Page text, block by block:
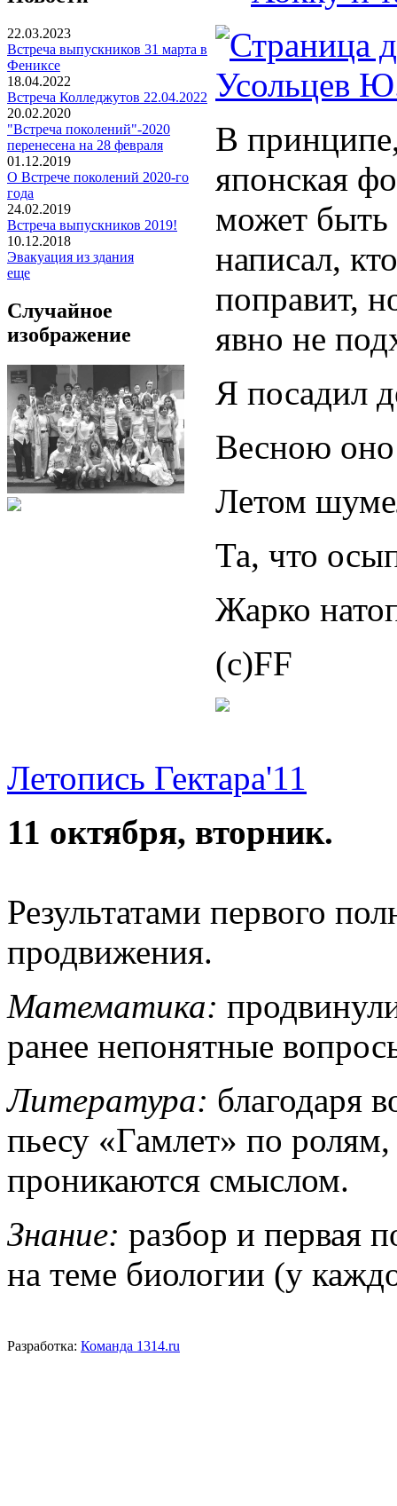
22.03.2023
Встреча выпускников 31 марта в
Фениксе
18.04.2022
Встреча Колледжутов 22.04.2022
20.02.2020
"Встреча поколений"-2020
перенесена на 28 февраля
01.12.2019
О Встрече поколений 2020-го
года
24.02.2019
Встреча выпускников 2019!
10.12.2018
Эвакуация из здания
еще
Случайное
изображение
Усольцев
В
японская
может быть
написал,
поправит,
явно не
Я посадил
Весною оно
Летом
Та, что
Жарко
(c)FF
Летопись Гектара'11
11 октября, вторник.
Результатами первого
продвижения.
Математика:
ранее непонятные
Литература: благодаря
пьесу «Гамлет» по
проникаются смыслом.
Знание: разбор и первая
на теме биологии (у
Разработка: Команда 1314.ru